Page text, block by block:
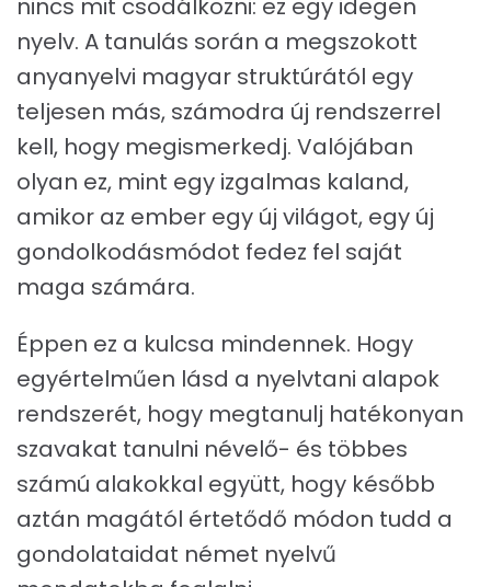
nyelv. A tanulás során a megszokott
anyanyelvi magyar struktúrától egy
teljesen más, számodra új rendszerrel
kell, hogy megismerkedj. Valójában
olyan ez, mint egy izgalmas kaland,
amikor az ember egy új világot, egy új
gondolkodásmódot fedez fel saját
maga számára.
Éppen ez a kulcsa mindennek. Hogy
egyértelműen lásd a nyelvtani alapok
rendszerét, hogy megtanulj hatékonyan
szavakat tanulni névelő- és többes
számú alakokkal együtt, hogy később
aztán magától értetődő módon tudd a
gondolataidat német nyelvű